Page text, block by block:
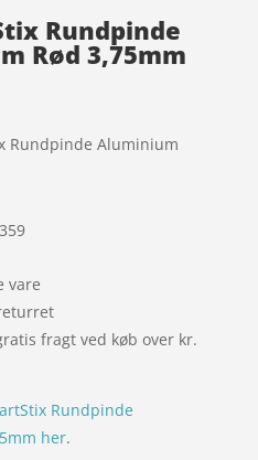
Rundpinde
Rød 3,75mm
Rundpinde Aluminium
vare
fragt ved køb over kr.
Rundpinde
her.